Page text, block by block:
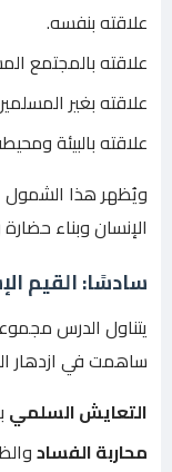
علاقته بنفسه.
علاقته بالمجتمع
علاقته بغير
علاقته بالبيئة
ويُظهر هذا الشمول
الإنسان وبناء
سادسًا: القيم
يتناول الدرس
ساهمت في ازدهار
التعايش السلمي
محاربة الفساد